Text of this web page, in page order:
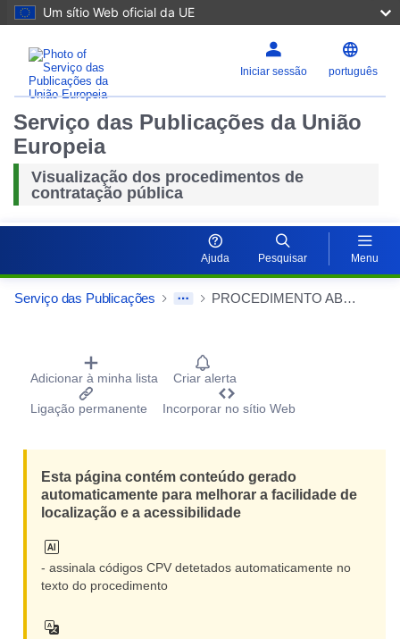
Um sítio Web oficial da UE
Iniciar sessão português
Serviço das Publicações da União
Europeia
Visualização dos procedimentos de
contratação pública
Ajuda Pesquisar Menu
Serviço das Publicações PROCEDIMENTO ABERTO ACIMA DO LIMITE
Procurement Detail Actions Portlet
Adicionar à minha lista Criar alerta
Ligação permanente Incorporar no sítio Web
Esta página contém conteúdo gerado
automaticamente para melhorar a facilidade de
localização e a acessibilidade
- assinala códigos CPV detetados automaticamente no
texto do procedimento